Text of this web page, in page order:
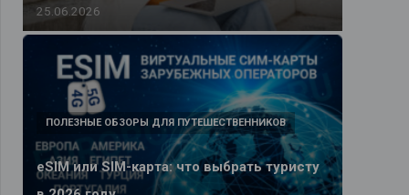
25.06.2026
eSIM или SIM-карта: что выбрать туристу
ПОЛЕЗНЫЕ ОБЗОРЫ ДЛЯ ПУТЕШЕСТВЕННИКОВ